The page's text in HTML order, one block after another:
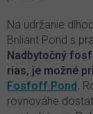
Na udržanie
Briliant Pond s
Nadbytočný
rias, je možné
Fosfoff Pond.
rovnováhe